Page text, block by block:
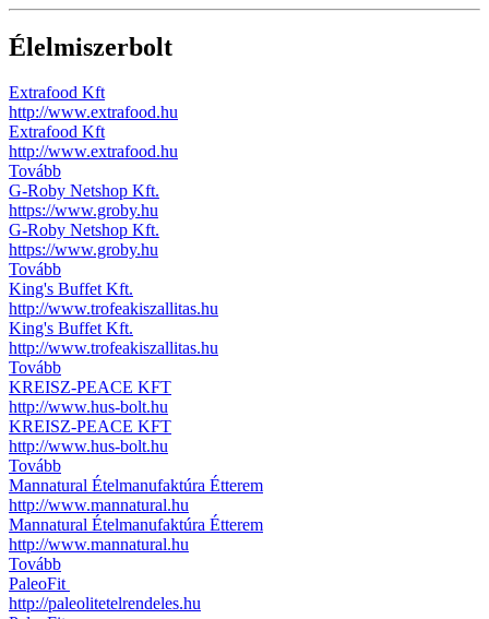
Élelmiszerbolt
Extrafood Kft
http://www.extrafood.hu
Extrafood Kft
http://www.extrafood.hu
Tovább
G-Roby Netshop Kft.
https://www.groby.hu
G-Roby Netshop Kft.
https://www.groby.hu
Tovább
King's Buffet Kft.
http://www.trofeakiszallitas.hu
King's Buffet Kft.
http://www.trofeakiszallitas.hu
Tovább
KREISZ-PEACE KFT
http://www.hus-bolt.hu
KREISZ-PEACE KFT
http://www.hus-bolt.hu
Tovább
Mannatural Ételmanufaktúra Étterem
http://www.mannatural.hu
Mannatural Ételmanufaktúra Étterem
http://www.mannatural.hu
Tovább
PaleoFit
http://paleolitetelrendeles.hu